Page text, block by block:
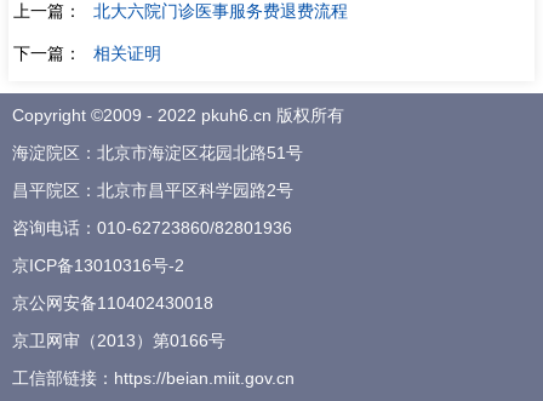
上一篇： 北大六院门诊医事服务费退费流程
下一篇： 相关证明
Copyright ©2009 - 2022 pkuh6.cn 版权所有
海淀院区：北京市海淀区花园北路51号
昌平院区：北京市昌平区科学园路2号
咨询电话： 010-62723860/82801936
京ICP备13010316号-2
京公网安备110402430018
京卫网审（2013）第0166号
工信部链接： https://beian.miit.gov.cn